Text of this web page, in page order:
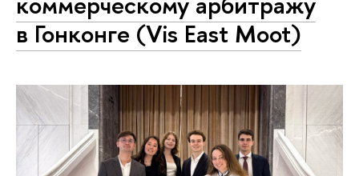
в Гонконге (Vis East Moot)